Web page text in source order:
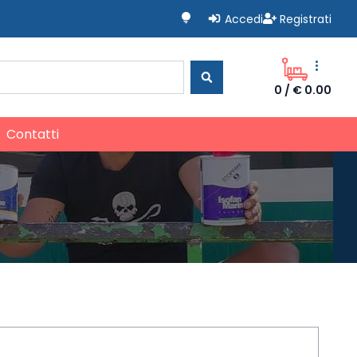
lightbulb Accedi Registrati
more_vert
0 / € 0.00
Contatti